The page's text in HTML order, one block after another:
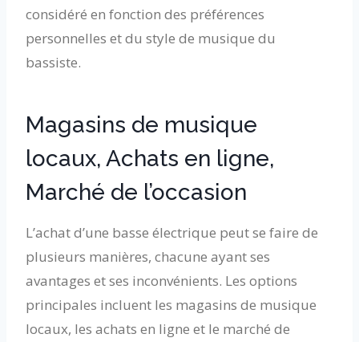
considéré en fonction des préférences
personnelles et du style de musique du
bassiste.
Magasins de musique
locaux, Achats en ligne,
Marché de l’occasion
L’achat d’une basse électrique peut se faire de
plusieurs manières, chacune ayant ses
avantages et ses inconvénients. Les options
principales incluent les magasins de musique
locaux, les achats en ligne et le marché de